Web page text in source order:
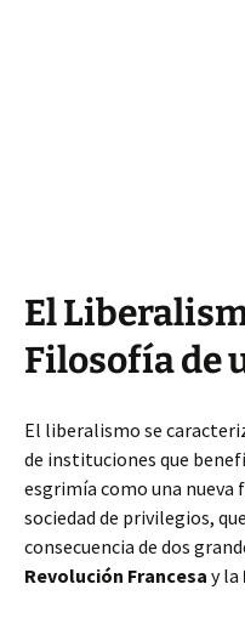
El
Filosofía de
El liberalismo se
de instituciones que
esgrimía como una nueva
sociedad de privilegios,
consecuencia de dos
Revolución Francesa y la